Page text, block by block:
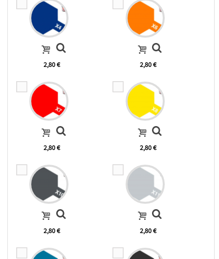
2,80 € 2,80 €
2,80 € 2,80 €
2,80 € 2,80 €